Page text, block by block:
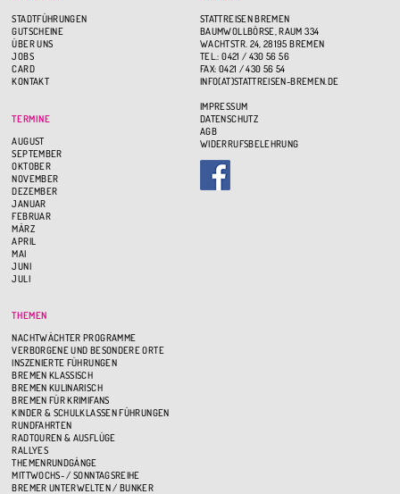
STADTFÜHRUNGEN
GUTSCHEINE
ÜBER UNS
JOBS
CARD
KONTAKT
TERMINE
AUGUST
SEPTEMBER
OKTOBER
NOVEMBER
DEZEMBER
JANUAR
FEBRUAR
MÄRZ
APRIL
MAI
JUNI
JULI
THEMEN
NACHTWÄCHTER PROGRAMME
VERBORGENE UND BESONDERE ORTE
INSZENIERTE FÜHRUNGEN
BREMEN KLASSISCH
BREMEN KULINARISCH
BREMEN FÜR KRIMIFANS
KINDER & SCHULKLASSEN FÜHRUNGEN
RUNDFAHRTEN
RADTOUREN & AUSFLÜGE
RALLYES
THEMENRUNDGÄNGE
MITTWOCHS- / SONNTAGSREIHE
BREMER UNTERWELTEN / BUNKER
STATTREISEN BREMEN
BAUMWOLLBÖRSE, RAUM 334
WACHTSTR. 24, 28195 BREMEN
TEL.: 0421 / 430 56 56
FAX: 0421 / 430 56 54
INFO(AT)STATTREISEN-BREMEN.DE
IMPRESSUM
DATENSCHUTZ
AGB
WIDERRUFSBELEHRUNG